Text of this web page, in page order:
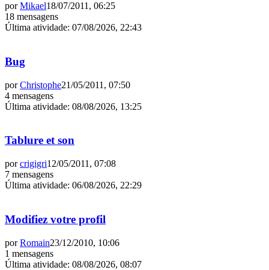
por Mikael18/07/2011, 06:25
18 mensagens
Última atividade: 07/08/2026, 22:43
Bug
por Christophe21/05/2011, 07:50
4 mensagens
Última atividade: 08/08/2026, 13:25
Tablure et son
por crigigri12/05/2011, 07:08
7 mensagens
Última atividade: 06/08/2026, 22:29
Modifiez votre profil
por Romain23/12/2010, 10:06
1 mensagens
Última atividade: 08/08/2026, 08:07